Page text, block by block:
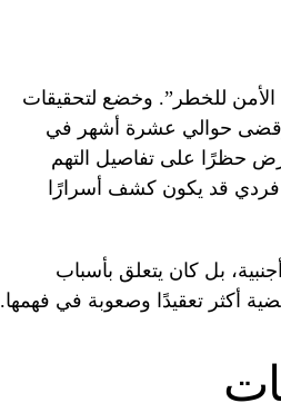
الأمن للخطر”. وخضع لتحقيقات
وقضى حوالي عشرة أشهر في
حظرًا على تفاصيل التهم
فردي قد يكون كشف أسرارًا
بل كان يتعلق بأسباب
أكثر تعقيدًا وصعوبة في فهمها.